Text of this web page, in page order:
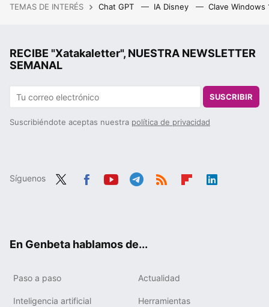
TEMAS DE INTERÉS Chat GPT IA Disney Clave Windows
RECIBE "Xatakaletter", NUESTRA NEWSLETTER
SEMANAL
SUSCRIBIR
Suscribiéndote aceptas nuestra política de privacidad
Síguenos
En Genbeta hablamos de...
Paso a paso Actualidad
Inteligencia artificial Herramientas